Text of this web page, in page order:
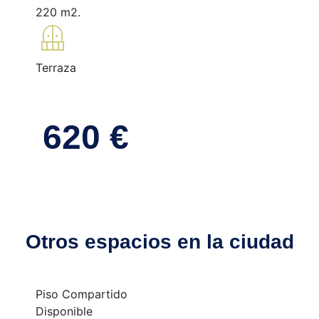
220 m2.
balcony
Terraza
620 €
Otros espacios en la ciudad
Piso Compartido
Disponible